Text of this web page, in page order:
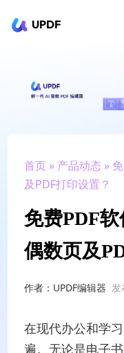
UPDF
AI Agents
政企采购
升级会员
首页 » 产品动态 »
及PDF打印设置？
免费PDF
偶数页及
作者：UPDF编辑器 发
在现代办公和学
遍。无论是电子